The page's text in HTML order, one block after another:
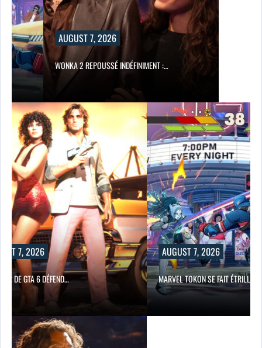
AUGUST 7, 2026
WONKA 2 REPOUSSÉ INDÉFINIMENT :…
7, 2026
DE GTA 6 DÉFEND…
AUGUST 7, 2026
MARVEL TOKON SE FAIT ÉTRILLER…